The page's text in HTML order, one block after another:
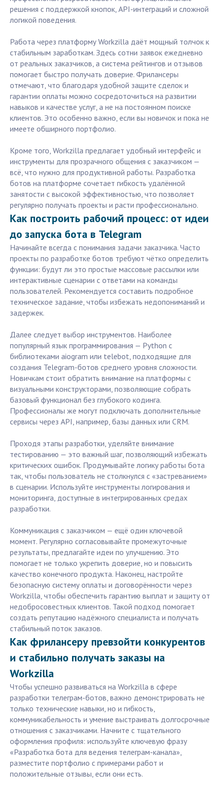
решения с поддержкой кнопок, API-интеграций и сложной
логикой поведения.
Работа через платформу Workzilla даёт мощный толчок к
стабильным заработкам. Здесь сотни заявок ежедневно
от реальных заказчиков, а система рейтингов и отзывов
помогает быстро получать доверие. Фрилансеры
отмечают, что благодаря удобной защите сделок и
гарантии оплаты можно сосредоточиться на развитии
навыков и качестве услуг, а не на постоянном поиске
клиентов. Это особенно важно, если вы новичок и пока не
имеете обширного портфолио.
Кроме того, Workzilla предлагает удобный интерфейс и
инструменты для прозрачного общения с заказчиком —
всё, что нужно для продуктивной работы. Разработка
ботов на платформе сочетает гибкость удалённой
занятости с высокой эффективностью, что позволяет
регулярно получать проекты и расти профессионально.
Как построить рабочий процесс: от идеи
до запуска бота в Telegram
Начинайте всегда с понимания задачи заказчика. Часто
проекты по разработке ботов требуют чётко определить
функции: будут ли это простые массовые рассылки или
интерактивные сценарии с ответами на команды
пользователей. Рекомендуется составить подробное
техническое задание, чтобы избежать недопониманий и
задержек.
Далее следует выбор инструментов. Наиболее
популярный язык программирования — Python с
библиотеками aiogram или telebot, подходящие для
создания Telegram-ботов среднего уровня сложности.
Новичкам стоит обратить внимание на платформы с
визуальными конструкторами, позволяющие собрать
базовый функционал без глубокого кодинга.
Профессионалы же могут подключать дополнительные
сервисы через API, например, базы данных или CRM.
Проходя этапы разработки, уделяйте внимание
тестированию — это важный шаг, позволяющий избежать
критических ошибок. Продумывайте логику работы бота
так, чтобы пользователь не столкнулся с «застреванием»
в сценарии. Используйте инструменты логирования и
мониторинга, доступные в интегрированных средах
разработки.
Коммуникация с заказчиком — ещё один ключевой
момент. Регулярно согласовывайте промежуточные
результаты, предлагайте идеи по улучшению. Это
помогает не только укрепить доверие, но и повысить
качество конечного продукта. Наконец, настройте
безопасную систему оплаты и договорённости через
Workzilla, чтобы обеспечить гарантию выплат и защиту от
недобросовестных клиентов. Такой подход помогает
создать репутацию надёжного специалиста и получать
стабильный поток заказов.
Как фрилансеру превзойти конкурентов
и стабильно получать заказы на
Workzilla
Чтобы успешно развиваться на Workzilla в сфере
разработки телеграм-ботов, важно демонстрировать не
только технические навыки, но и гибкость,
коммуникабельность и умение выстраивать долгосрочные
отношения с заказчиками. Начните с тщательного
оформления профиля: используйте ключевую фразу
«Разработка бота для ведения телеграм-канала»,
разместите портфолио с примерами работ и
положительные отзывы, если они есть.